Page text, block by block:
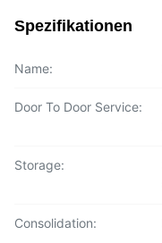
Spezifikationen
Name:
Door To Door Service:
Storage:
Consolidation: